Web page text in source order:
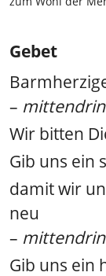
Gebet
–
Wir bitten
Gib uns ein
damit wir
neu
–
Gib uns ein